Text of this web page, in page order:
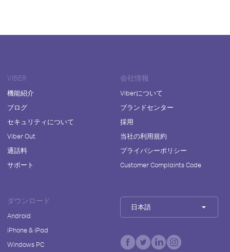
VIBER
機能紹介
ブログ
セキュリティについて
Viber Out
通話料
サポート
会社情報
Viberについて
ブランドセンター
採用
当社の利用規約
プライバシーポリシー
Customer Complaints Code
ダウンロード
Android
iPhone & iPad
Windows PC
日本語